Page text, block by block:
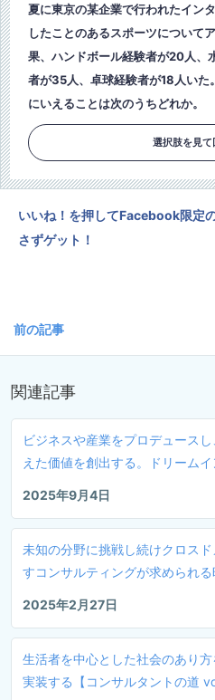
夏に東京の某企業で行われたイン
したことのあるスポーツについて
果、ハンドボール経験者が20人、
者が35人、卓球経験者が18人いた
にいえることは次のうちどれか。
選択肢を見て
いいね！を押してFacebook限定
さずゲット！
前の記事
関連記事
ビジネスや産業をプロデュース
えた価値を創出する。ドリーム
2025年9月4日
未知の分野に挑戦し続けクロス
すコンサルティングが求められる
2025年2月27日
生活者を中心とした社会のあり
実装する【コンサルタントの道